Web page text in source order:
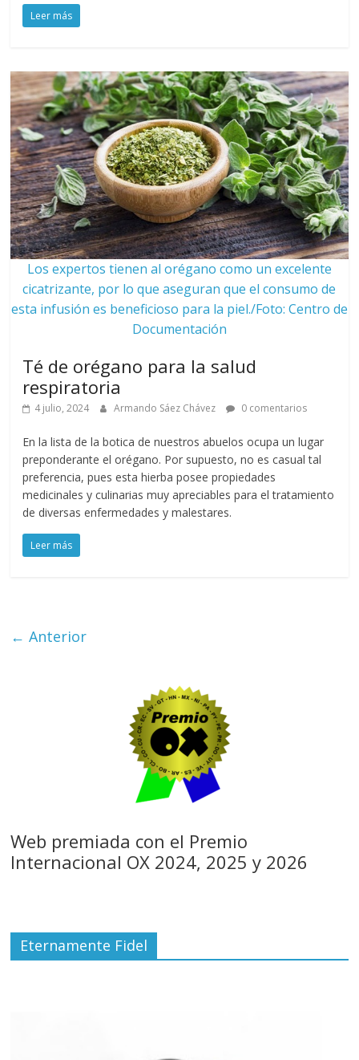
Leer más
Los expertos tienen al orégano como un excelente
cicatrizante, por lo que aseguran que el consumo de
esta infusión es beneficioso para la piel./Foto: Centro de
Documentación
Té de orégano para la salud
respiratoria
4 julio, 2024 Armando Sáez Chávez 0 comentarios
En la lista de la botica de nuestros abuelos ocupa un lugar
preponderante el orégano. Por supuesto, no es casual tal
preferencia, pues esta hierba posee propiedades
medicinales y culinarias muy apreciables para el tratamiento
de diversas enfermedades y malestares.
Leer más
← Anterior
Web premiada con el Premio
Internacional OX 2024, 2025 y 2026
Eternamente Fidel